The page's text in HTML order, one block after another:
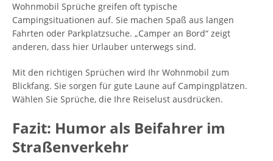
Wohnmobil Sprüche greifen oft typische
Campingsituationen auf. Sie machen Spaß aus langen
Fahrten oder Parkplatzsuche. „Camper an Bord“ zeigt
anderen, dass hier Urlauber unterwegs sind.
Mit den richtigen Sprüchen wird Ihr Wohnmobil zum
Blickfang. Sie sorgen für gute Laune auf Campingplätzen.
Wählen Sie Sprüche, die Ihre Reiselust ausdrücken.
Fazit: Humor als Beifahrer im
Straßenverkehr